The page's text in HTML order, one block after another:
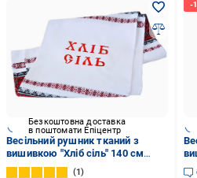
Безкоштовна доставка
в поштомати Епіцентр
Весільний рушник тканий з
вишивкою "Хліб сіль" 140 см
(Р025)
1